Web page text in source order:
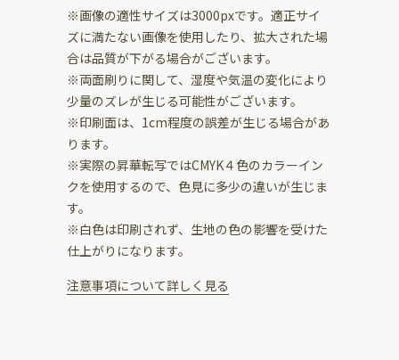
※画像の適性サイズは3000pxです。適正サイ
ズに満たない画像を使用したり、拡大された場
合は品質が下がる場合がございます。
※両面刷りに関して、湿度や気温の変化により
少量のズレが生じる可能性がございます。
※印刷面は、1cm程度の誤差が生じる場合があ
ります。
※実際の昇華転写ではCMYK４色のカラーイン
クを使用するので、色見に多少の違いが生じま
す。
※白色は印刷されず、生地の色の影響を受けた
仕上がりになります。
注意事項について詳しく見る